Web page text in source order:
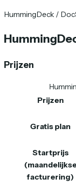
HummingDeck /
Prijzen
Prijzen
Gratis plan
Startprijs
facturering)